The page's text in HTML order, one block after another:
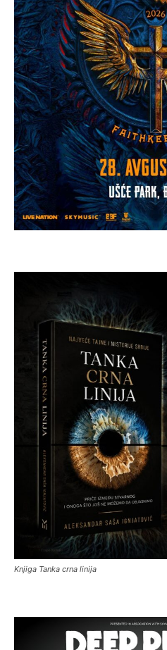
Knjiga Tanka crna linija